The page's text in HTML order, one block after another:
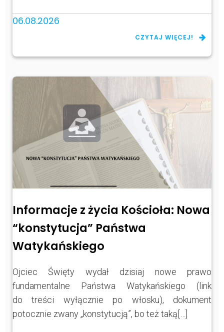
06.08.2026
CZYTAJ WIĘCEJ!
Informacje z życia Kościoła: Nowa
“konstytucja” Państwa
Watykańskiego
Ojciec Święty wydał dzisiaj nowe prawo
fundamentalne Państwa Watykańskiego (link
do treści wyłącznie po włosku), dokument
potocznie zwany „konstytucją”, bo też taką[…]